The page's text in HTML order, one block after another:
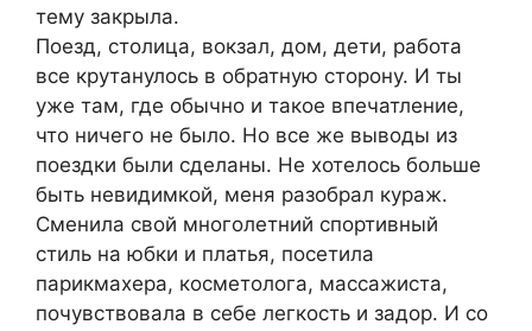
тему закрыла.
Поезд, столица, вокзал, дом, дети, работа
все крутанулось в обратную сторону. И ты
уже там, где обычно и такое впечатление,
что ничего не было. Но все же выводы из
поездки были сделаны. Не хотелось больше
быть невидимкой, меня разобрал кураж.
Сменила свой многолетний спортивный
стиль на юбки и платья, посетила
парикмахера, косметолога, массажиста,
почувствовала в себе легкость и задор. И со